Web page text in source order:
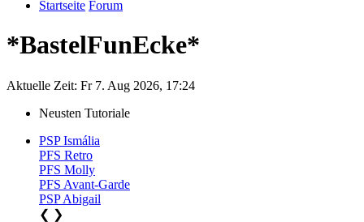
Startseite Forum
*BastelFunEcke*
Aktuelle Zeit: Fr 7. Aug 2026, 17:24
Neusten Tutoriale
PSP Ismália
PFS Retro
PFS Molly
PFS Avant-Garde
PSP Abigail
❮ ❯